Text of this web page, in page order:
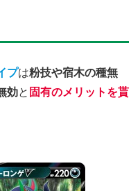
プは粉技や宿木の種無
効と 固有のメリットを貰